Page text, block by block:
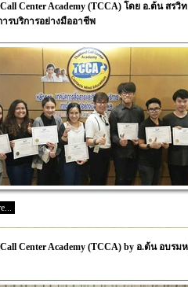
Center Academy (TCCA) โดย อ.ต้น ส
รบริการอย่างมืออาชีพ
Center Academy (TCCA) by อ.ต้น อบร